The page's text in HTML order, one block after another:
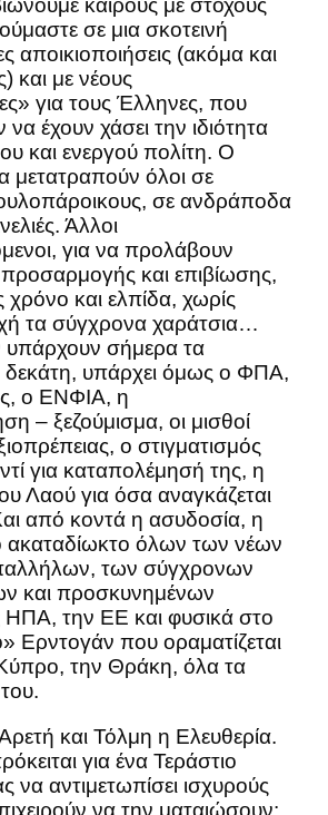
καιρούς με στόχους
σε μια σκοτεινή
αποικιοποιήσεις (ακόμα και
και με νέους
για τους Έλληνες, που
έχουν χάσει την ιδιότητα
και ενεργού πολίτη. Ο
μετατραπούν όλοι σε
σε ανδράποδα
Άλλοι
για να προλάβουν
και επιβίωσης,
χρόνο και ελπίδα, χωρίς
τα σύγχρονα χαράτσια…
υπάρχουν σήμερα τα
δεκάτη, υπάρχει όμως ο ΦΠΑ,
ο ΕΝΦΙΑ, η
– ξεζούμισμα, οι μισθοί
ο στιγματισμός
για καταπολέμησή της, η
Λαού για όσα αναγκάζεται
από κοντά η ασυδοσία, η
ακαταδίωκτο όλων των νέων
των σύγχρονων
και προσκυνημένων
ΗΠΑ, την ΕΕ και φυσικά στο
Ερντογάν που οραματίζεται
Κύπρο, την Θράκη, όλα τα
και Τόλμη η Ελευθερία.
για ένα Τεράστιο
να αντιμετωπίσει ισχυρούς
να την ματαιώσουν: